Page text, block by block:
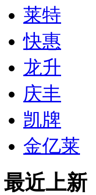
莱特
快惠
龙升
庆丰
凯牌
金亿莱
最近上新